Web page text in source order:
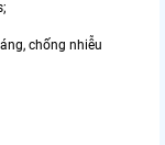
chống nhiễu